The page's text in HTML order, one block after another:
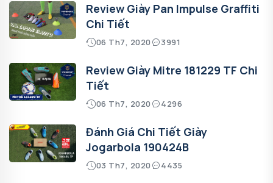
Review Giày Pan Impulse Graffiti
Chi Tiết
06 Th7, 2020 3991
Review Giày Mitre 181229 TF Chi
Tiết
06 Th7, 2020 4296
Đánh Giá Chi Tiết Giày
Jogarbola 190424B
03 Th7, 2020 4435